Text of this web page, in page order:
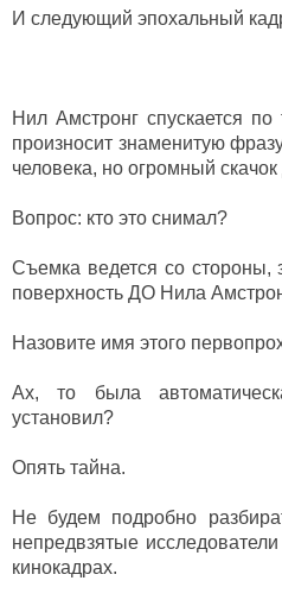
И следующий эпохальный
Нил Амстронг спускается
произносит знаменитую
человека, но огромный
Вопрос: кто это снимал?
Съемка ведется со стороны,
поверхность ДО Нила
Назовите имя этого
Ах, то была
установил?
Опять тайна.
Не будем подробно
непредвзятые
кинокадрах.